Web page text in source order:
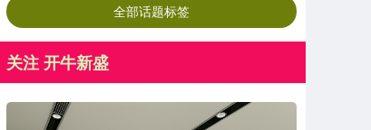
全部话题标签
关注 开牛新盛